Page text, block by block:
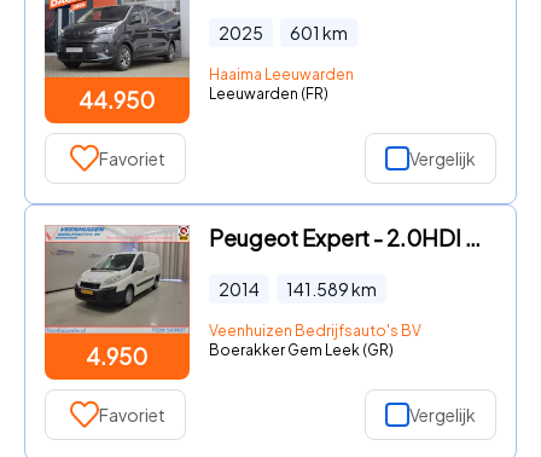
44.950
2025 601 km
Haaima Leeuwarden
Leeuwarden (FR)
Favoriet Vergelijk
4.950
Peugeot Expert - 2.0HDI L2/H1 Trekhaak Apk tot 24-2-2027
2014 141.589km
Veenhuizen Bedrijfsauto's BV
Boerakker Gem Leek (GR)
Favoriet Vergelijk